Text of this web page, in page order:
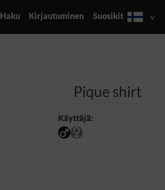
Haku Kirjautuminen Suosikit
Pique shirt
Käyttäjä: